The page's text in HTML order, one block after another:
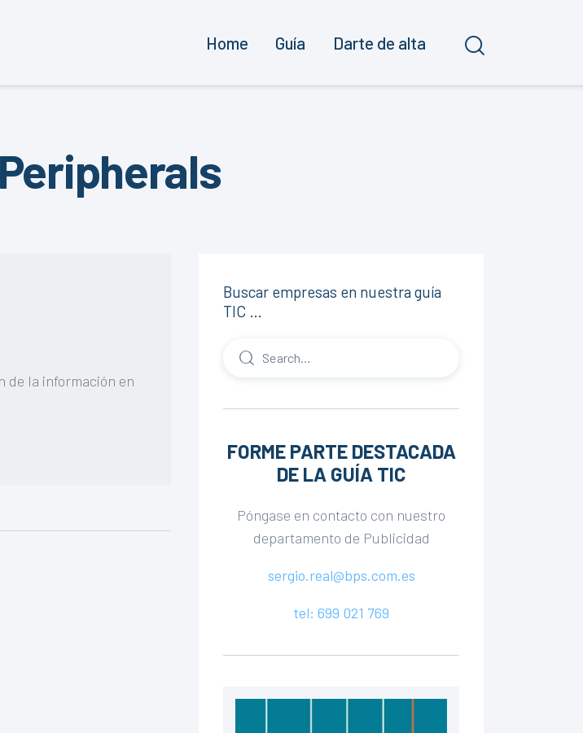
Home Guía Darte de alta
de la información en
Buscar empresas en nuestra guía
TIC …
FORME PARTE DESTACADA
DE LA GUÍA TIC
Póngase en contacto con nuestro
departamento de Publicidad
sergio.real@bps.com.es
tel: 699 021 769